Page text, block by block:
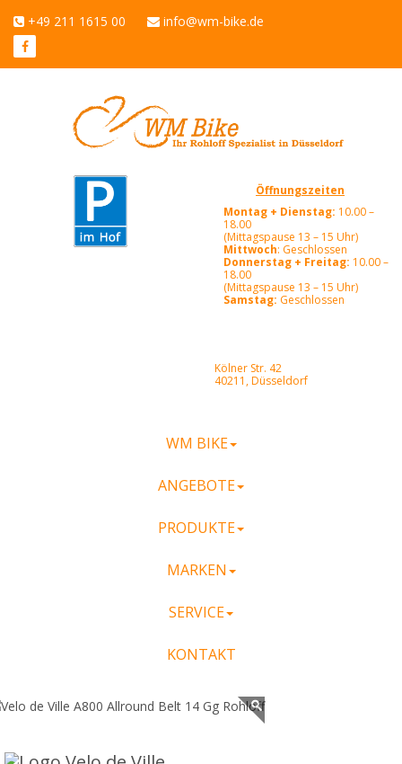
+49 211 1615 00 info@wm-bike.de
Öffnungszeiten
Montag + Dienstag: 10.00 –
18.00
(Mittagspause 13 – 15 Uhr)
Mittwoch: Geschlossen
Donnerstag + Freitag: 10.00 –
18.00
(Mittagspause 13 – 15 Uhr)
Samstag: Geschlossen
Kölner Str. 42
40211, Düsseldorf
WM BIKE
ANGEBOTE
PRODUKTE
MARKEN
SERVICE
KONTAKT